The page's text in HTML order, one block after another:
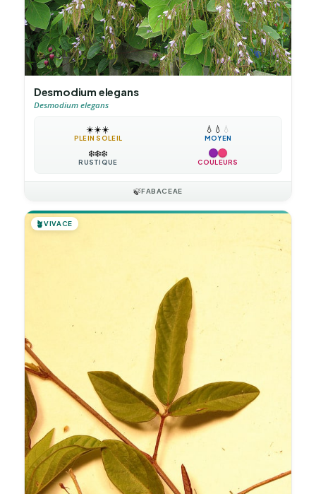
Desmodium elegans
Desmodium elegans
☀️☀️☀️
PLEIN SOLEIL
💧 💧 💧
MOYEN
❄️❄️❄️
RUSTIQUE COULEURS
🍃FABACEAE
🪴VIVACE